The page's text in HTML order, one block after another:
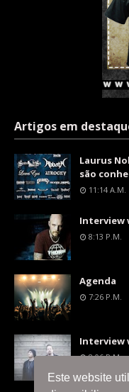
Este website
Artigos em
Laurus
são
11:14 A.m.
Interview
8:13 P.m.
Agenda
7:26 P.m.
Interview
8:06 P.m.